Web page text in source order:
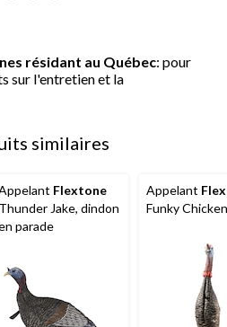
résidant au Québec: pour
sur l'entretien et la
similaires
Flextone
Thunder Jake, dindon
parade
Appelant
Funky